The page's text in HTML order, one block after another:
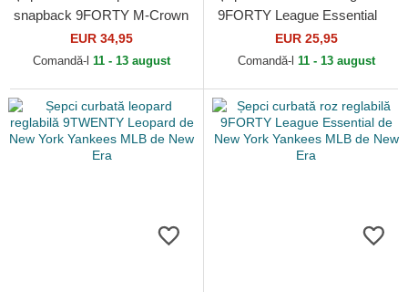
snapback 9FORTY M-Crown
A Frame Leopard de New
York Yankees MLB de New
EUR 34,95
Comandă-l 11 - 13 august
9FORTY League Essential
de New York Yankees MLB
de New Era
EUR 25,95
Comandă-l 11 - 13 august